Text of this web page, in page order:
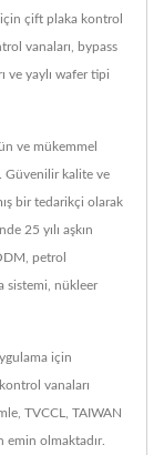
çift plaka kontrol
vanaları, bypass
ve yaylı wafer tipi
ve mükemmel
Güvenilir kalite ve
bir tedarikçi olarak
25 yılı aşkın
petrol
sistemi, nükleer
için
vanaları
TVCCL, TAIWAN
emin olmaktadır.